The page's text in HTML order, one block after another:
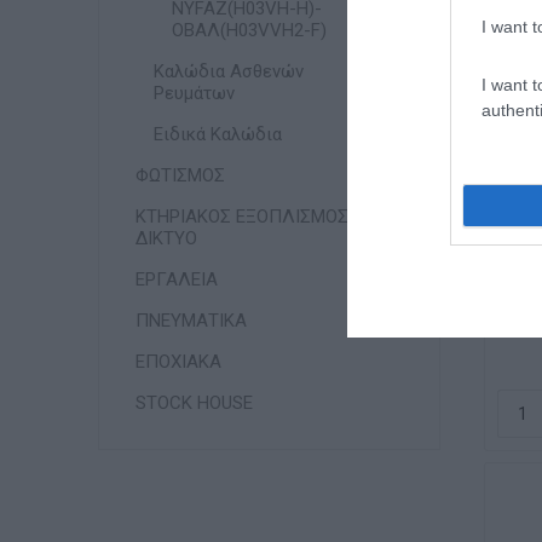
I want
I want
NYFAZ(H03VH-H)-
ΟΒΑΛ(H03VVH2-F)
Καλώδια Ασθενών
Ρευμάτων
Ειδικά Καλώδια
ΦΩΤΙΣΜΟΣ
ΚΤΗΡΙΑΚΟΣ ΕΞΟΠΛΙΣΜΟΣ &
ΔΙΚΤΥΟ
ΕΡΓΑΛΕΙΑ
ΠΝΕΥΜΑΤΙΚΑ
ΕΠΟΧΙΑΚΑ
STOCK HOUSE